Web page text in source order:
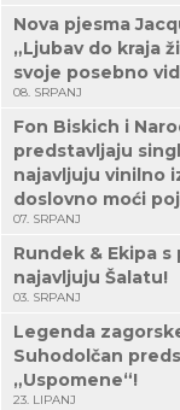
Nova pjesma
„Ljubav do kraja
svoje posebno
08. SRPANJ
Fon Biskich i
predstavljaju singl
najavljuju vinilno
doslovno moći
07. SRPANJ
Rundek & Ekipa s
najavljuju Šalatu!
03. SRPANJ
Legenda
Suhodolčan
„Uspomene“!
23. LIPANJ